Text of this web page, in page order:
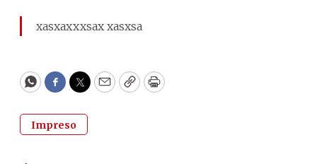
xasxaxxxsax xasxsa
WhatsApp
Facebook
Twitter
EmailCopyPrint
Impreso